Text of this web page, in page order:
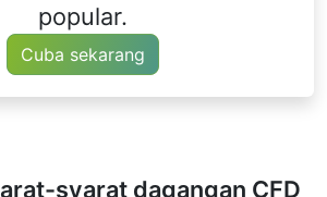
popular.
Cuba sekarang
syarat dagangan CFD